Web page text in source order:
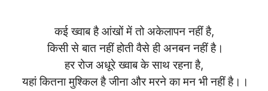
कई ख्वाब है आंखों में तो अकेलापन नहीं है,
किसी से बात नहीं होती वैसे ही अनबन नहीं है।
हर रोज अधूरे ख्वाब के साथ रहना है,
यहां कितना मुश्किल है जीना और मरने का मन भी नहीं है।।